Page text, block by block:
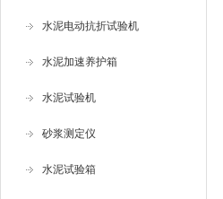
水泥电动抗折试验机
水泥加速养护箱
水泥试验机
砂浆测定仪
水泥试验箱